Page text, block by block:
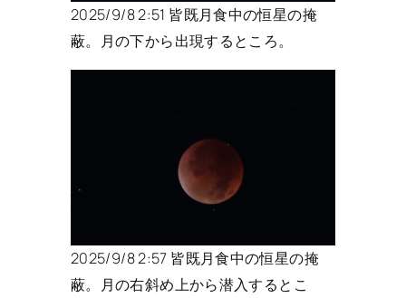
2025/9/8 2:51 皆既月食中の恒星の掩
蔽。月の下から出現するところ。
2025/9/8 2:57 皆既月食中の恒星の掩
蔽。月の右斜め上から潜入するとこ